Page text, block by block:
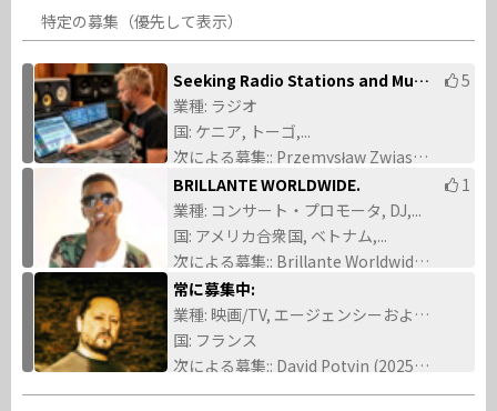
特定の募集（優先して表示）
Seeking Radio Stations and Music Journalists for International Single Promotion
業種: ラジオ
国: ケニア, トーゴ,...
次による募集:: Przemysław Zwias (2026/06/14)
5
BRILLANTE WORLDWIDE.
業種: コンサート・プロモータ, DJ,...
国: アメリカ合衆国, ベトナム,...
次による募集:: Brillante Worldwide (2026/03/11)
1
常に募集中:
業種: 映画/TV, エージェンシーおよびブランド
国: フランス
次による募集:: David Potvin (2025/12/17)